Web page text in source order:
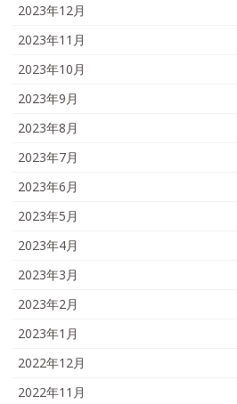
2023年12月
2023年11月
2023年10月
2023年9月
2023年8月
2023年7月
2023年6月
2023年5月
2023年4月
2023年3月
2023年2月
2023年1月
2022年12月
2022年11月